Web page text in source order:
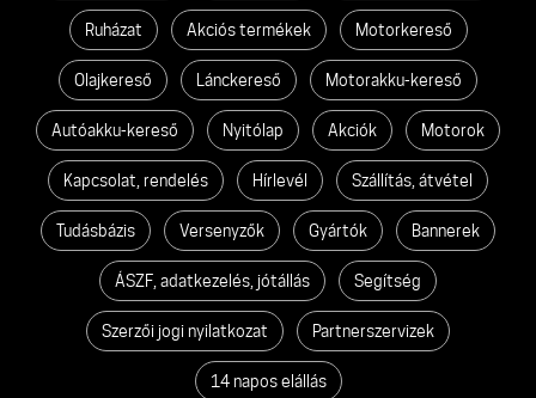
Ruházat Akciós termékek Motorkereső
Olajkereső Lánckereső Motorakku-kereső
Autóakku-kereső Nyitólap Akciók Motorok
Kapcsolat, rendelés Hírlevél Szállítás, átvétel
Tudásbázis Versenyzők Gyártók Bannerek
ÁSZF, adatkezelés, jótállás Segítség
Szerzői jogi nyilatkozat Partnerszervizek
14 napos elállás